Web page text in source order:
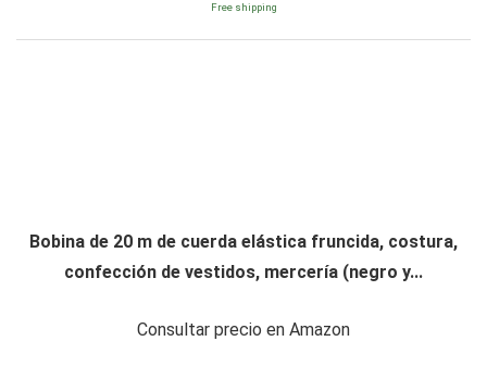
Free shipping
Bobina de 20 m de cuerda elástica fruncida, costura,
confección de vestidos, mercería (negro y...
Consultar precio en Amazon